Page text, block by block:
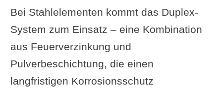
Bei Stahlelementen kommt das Duplex-
System zum Einsatz – eine Kombination
aus Feuerverzinkung und
Pulverbeschichtung, die einen
langfristigen Korrosionsschutz